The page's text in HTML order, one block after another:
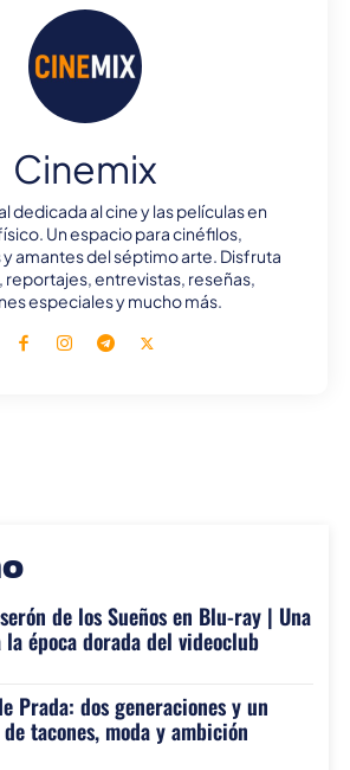
Cinemix
dedicada al cine y las películas en
Un espacio para cinéfilos,
amantes del séptimo arte. Disfruta
reportajes, entrevistas, reseñas,
especiales y mucho más.
de los Sueños en Blu-ray | Una
época dorada del videoclub
Prada: dos generaciones y un
tacones, moda y ambición